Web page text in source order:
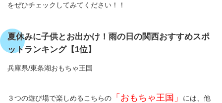
をぜひチェックしてみてください！！
夏休みに子供とお出かけ！雨の日の関西おすすめスポ
ットランキング【1位】
兵庫県/東条湖おもちゃ王国
３つの遊び場で楽しめるこちらの 「おもちゃ王国」
には、他